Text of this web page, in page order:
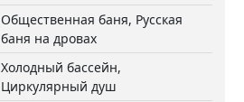
Общественная баня, Русская
баня на дровах
Холодный бассейн,
Циркулярный душ